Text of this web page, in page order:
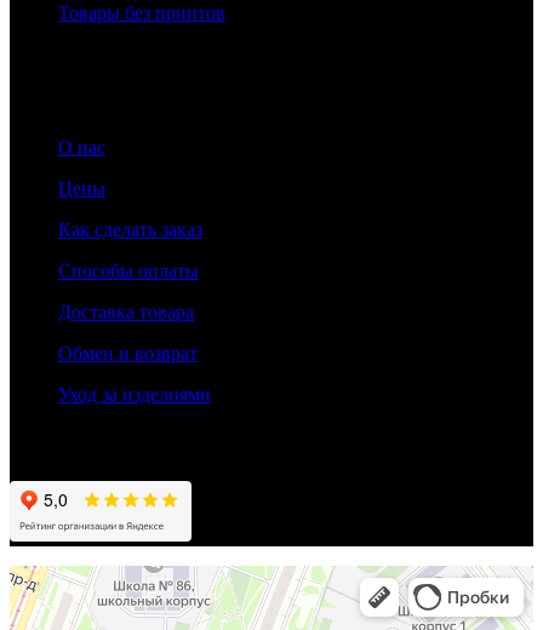
Товары без принтов
О нас
Цены
Как сделать заказ
Способы оплаты
Доставка товара
Обмен и возврат
Уход за изделиями